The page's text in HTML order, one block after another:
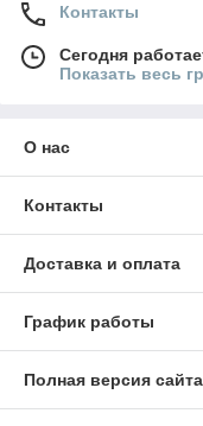
Контакты
Сегодня
Показать весь
О нас
Контакты
Доставка и оплата
График работы
Полная версия сайта